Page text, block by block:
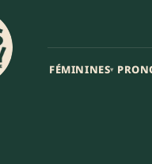
FÉMININES▾
| Pro D2